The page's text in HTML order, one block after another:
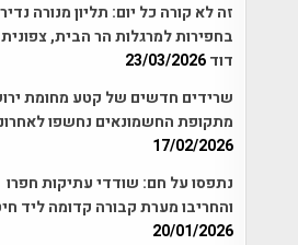
זה לא קורה כל יום: תליון מנורה
בחפירות למרגלות הר הבית,
דוד23/03/2026
שרידים חדשים של קטע מחומת
מתקופת החשמונאים נחשפו
17/02/2026
נתפסו על חם: שודדי עתיקות חפרו
והחריבו מערת קבורה קדומה ליד
20/01/2026